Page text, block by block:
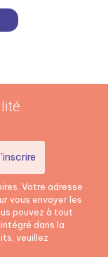
Votre adresse
vous envoyer les
pouvez à tout
dans la
veuillez